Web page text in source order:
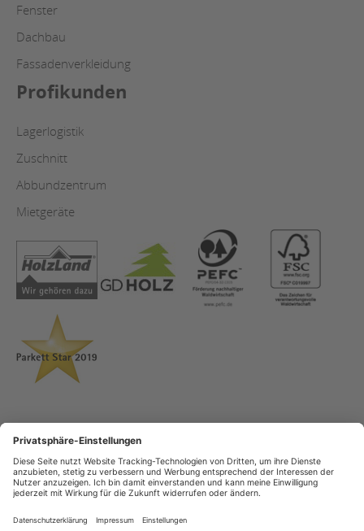
Fenster
Dachbau
Fassadenverkleidung
Profikunden
Lagerlogistik
Zuschnitt
Abbundzentrum
Mietgeräte
AGB